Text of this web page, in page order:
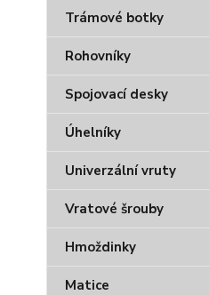
Trámové botky
Rohovníky
Spojovací desky
Úhelníky
Univerzální vruty
Vratové šrouby
Hmoždinky
Matice